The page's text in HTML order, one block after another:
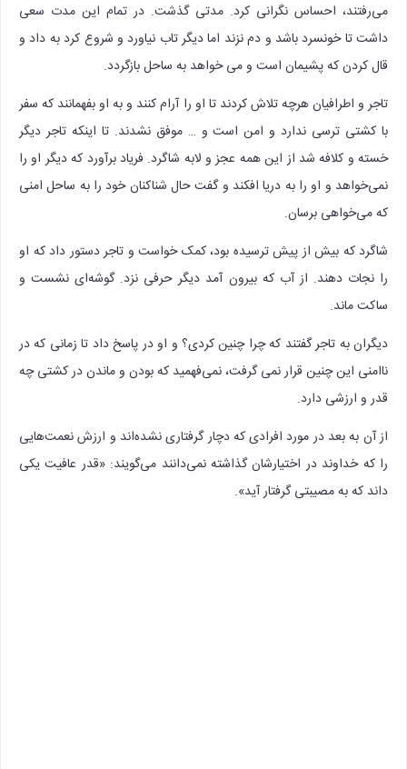
می‌رفتند، احساس نگرانی کرد. مدتی گذشت. در تمام این مدت سعی
داشت تا خونسرد باشد و دم نزند اما دیگر تاب نیاورد و شروع کرد به داد و
قال کردن که پشیمان است و می خواهد به ساحل بازگردد.
تاجر و اطرافیان هرچه تلاش کردند تا او را آرام کنند و به او بفهمانند که سفر
با کشتی ترسی ندارد و امن است و … موفق نشدند. تا اینکه تاجر دیگر
خسته و کلافه شد از این همه عجز و لابه شاگرد. فریاد برآورد که دیگر او را
نمی‌خواهد و او را به دریا افکند و گفت حال شناکنان خود را به ساحل امنی
که می‌خواهی برسان.
شاگرد که بیش از پیش ترسیده بود، کمک خواست و تاجر دستور داد که او
را نجات دهند. از آب که بیرون آمد دیگر حرفی نزد. گوشه‌ای نشست و
ساکت ماند.
دیگران به تاجر گفتند که چرا چنین کردی؟ و او در پاسخ داد تا زمانی که در
ناامنی این چنین قرار نمی گرفت، نمی‌فهمید که بودن و ماندن در کشتی چه
قدر و ارزشی دارد.
از آن به بعد در مورد افرادی که دچار گرفتاری نشده‌اند و ارزش نعمت‌هایی
را که خداوند در اختیارشان گذاشته نمی‌دانند می‌گویند: «قدر عافیت یکی
داند که به مصیبتی گرفتار آید».